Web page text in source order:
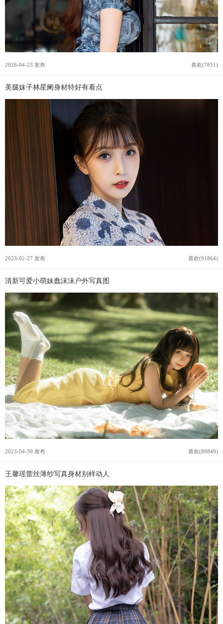
2026-04-23 发布 喜欢(7851)
美腿妹子林星阑身材特好有看点
2023-02-27 发布 喜欢(91864)
清新可爱小萌妹蠢沫沫户外写真图
2023-04-30 发布 喜欢(88849)
王馨瑶蕾丝薄纱写真身材别样动人